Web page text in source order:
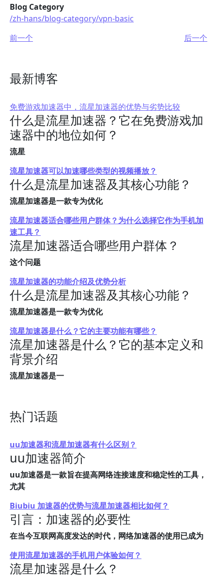
Blog Category
/zh-hans/blog-category/vpn-basic
前一个
后一个
最新博客
免费游戏加速器中，流星加速器的优势与劣势比较
什么是流星加速器？它在免费游戏加
速器中的地位如何？
流星
流星加速器可以加速哪些类型的视频播放？
什么是流星加速器及其核心功能？
流星加速器是一款专为优化
流星加速器适合哪些用户群体？为什么选择它作为手机加
速工具？
流星加速器适合哪些用户群体？
这个问题
流星加速器的功能介绍及优势分析
什么是流星加速器及其核心功能？
流星加速器是一款专为优化
流星加速器是什么？它的主要功能有哪些？
流星加速器是什么？它的基本定义和
背景介绍
流星加速器是一
热门话题
uu加速器和流星加速器有什么区别？
uu加速器简介
uu加速器是一款旨在提高网络连接速度和稳定性的工具，
尤其
Biubiu 加速器的优势与流星加速器相比如何？
引言：加速器的必要性
在当今互联网高度发达的时代，网络加速器的使用已成为
使用流星加速器的手机用户体验如何？
流星加速器是什么？